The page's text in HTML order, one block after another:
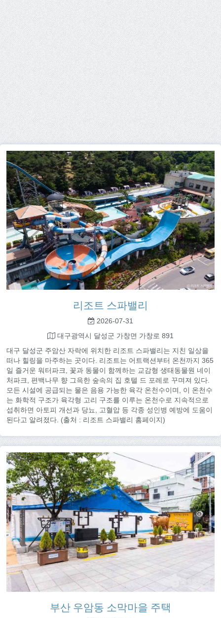
리조트 스파밸리
2026-07-31
대구광역시 달성군 가창면 가창로 891
대구 달성군 주암산 자락에 위치한 리조트 스파밸리는 지친 일상을
떠나 힐링을 마주하는 곳이다. 리조트는 어트랙션부터 온천까지 365
일 즐거운 워터파크, 꽃과 동물이 함께하는 교감형 생태동물원 네이
처파크, 편백나무 향 그윽한 숲속의 집 호텔 드 포레로 꾸며져 있다.
모든 시설에 공급되는 물은 음용 가능한 육각 온천수이며, 이 온천수
는 화학적 구조가 육각형 고리 구조를 이루는 온천수로 지속적으로
섭취하면 아토피 개선과 당뇨, 고혈압 등 각종 성인병 예방에 도움이
된다고 알려졌다. (출처 : 리조트 스파밸리 홈페이지)
부산 우암동 소막마을 주택